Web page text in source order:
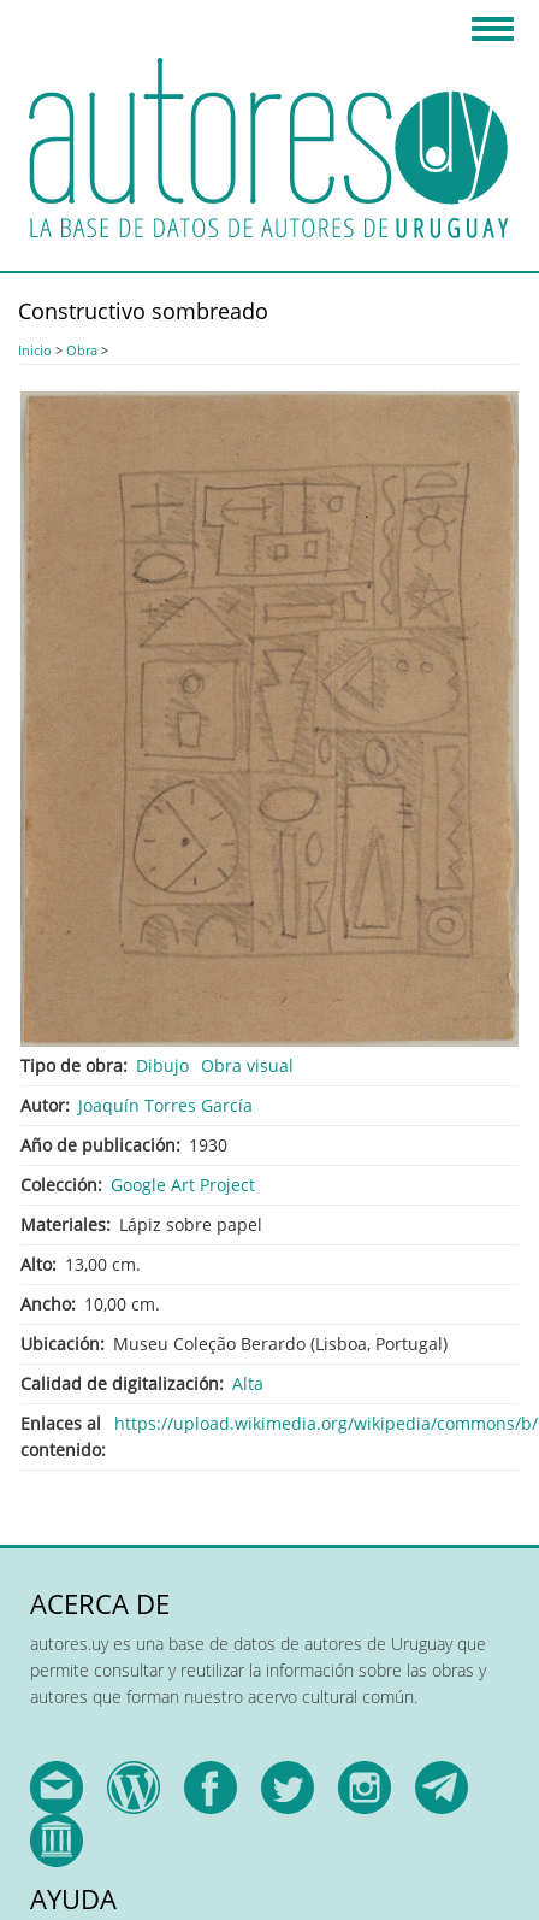
principal
Constructivo sombreado
Inicio > Obra >
Tipo de obra Dibujo Obra visual
Autor
Joaquín Torres García
Año de publicación
1930
Colección
Google Art Project
Materiales
Lápiz sobre papel
Alto
13,00 cm.
Ancho
10,00 cm.
Ubicación
Museu Coleção Berardo (Lisboa, Portugal)
Calidad de digitalización
Alta
Enlaces al
contenido
https://upload.wikimedia.org/wikipedia/commons/
ACERCA DE
autores.uy es una base de datos de autores de Uruguay que
permite consultar y reutilizar la información sobre las obras y
autores que forman nuestro acervo cultural común.
AYUDA